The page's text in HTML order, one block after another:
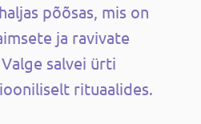
põõsas, mis on
ja ravivate
salvei ürti
rituaalides.